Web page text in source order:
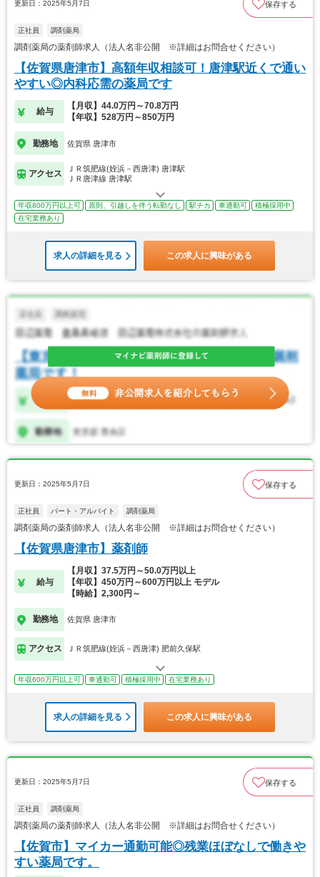
更新日：2025年5月7日 保存する
正社員 調剤薬局
調剤薬局の薬剤師求人（法人名非公開 ※詳細はお問合せください）
【佐賀県唐津市】高額年収相談可！唐津駅近くで通い
やすい◎内科応需の薬局です
給与
【月収】44.0万円～70.8万円
【年収】528万円～850万円
勤務地 佐賀県 唐津市
アクセス
ＪＲ筑肥線(姪浜－西唐津) 唐津駅
ＪＲ唐津線 唐津駅
年収800万円以上可 原則、引越しを伴う転勤なし 駅チカ 車通勤可
積極採用中
在宅業務あり
求人の詳細を見る この求人に興味がある
更新日：2025年5月7日 保存する
正社員 パート・アルバイト 調剤薬局
調剤薬局の薬剤師求人（法人名非公開 ※詳細はお問合せください）
【佐賀県唐津市】薬剤師
給与
【月収】37.5万円～50.0万円以上
【年収】450万円～600万円以上 モデル
【時給】2,300円～
勤務地 佐賀県 唐津市
アクセス ＪＲ筑肥線(姪浜－西唐津) 肥前久保駅
年収600万円以上可 車通勤可 積極採用中 在宅業務あり
求人の詳細を見る この求人に興味がある
更新日：2025年5月7日 保存する
正社員 調剤薬局
調剤薬局の薬剤師求人（法人名非公開 ※詳細はお問合せください）
【佐賀市】マイカー通勤可能◎残業ほぼなしで働きや
すい薬局です。